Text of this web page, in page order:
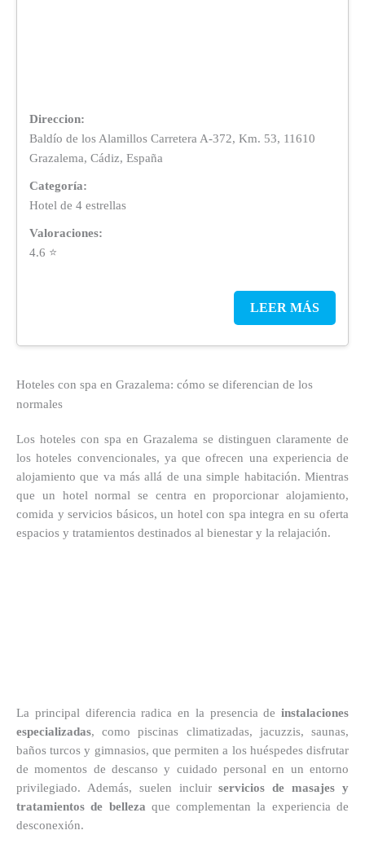
Direccion:
Baldío de los Alamillos Carretera A-372, Km. 53, 11610
Grazalema, Cádiz, España
Categoría:
Hotel de 4 estrellas
Valoraciones:
4.6 ⭐
LEER MÁS
Hoteles con spa en Grazalema: cómo se diferencian de los
normales
Los hoteles con spa en Grazalema se distinguen claramente de
los hoteles convencionales, ya que ofrecen una experiencia de
alojamiento que va más allá de una simple habitación. Mientras
que un hotel normal se centra en proporcionar alojamiento,
comida y servicios básicos, un hotel con spa integra en su oferta
espacios y tratamientos destinados al bienestar y la relajación.
La principal diferencia radica en la presencia de instalaciones
especializadas, como piscinas climatizadas, jacuzzis, saunas,
baños turcos y gimnasios, que permiten a los huéspedes disfrutar
de momentos de descanso y cuidado personal en un entorno
privilegiado. Además, suelen incluirservicios de masajes y
tratamientos de belleza que complementan la experiencia de
desconexión.